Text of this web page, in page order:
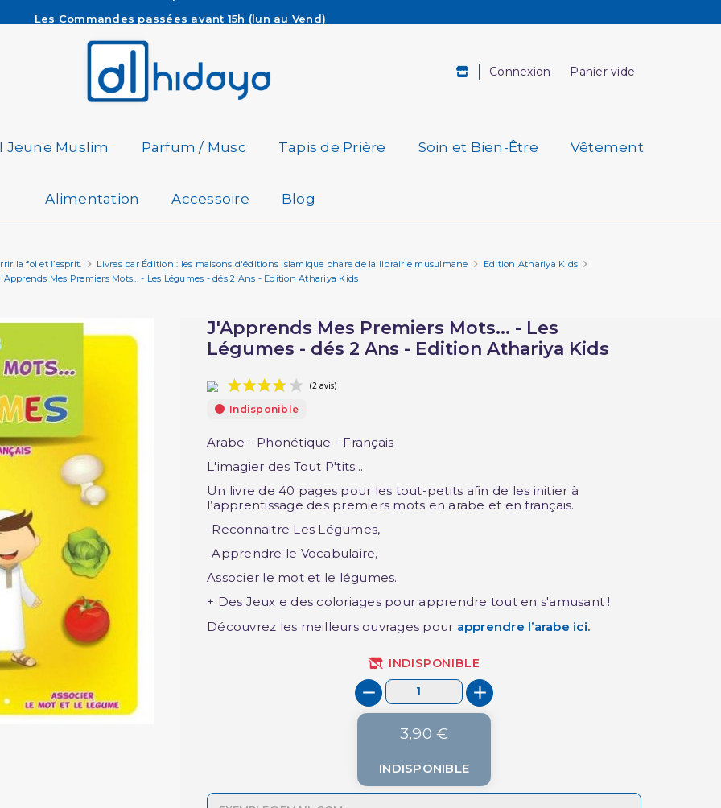
Les Commandes passées avant 15h (lun au Vend)
Besoin d'aide ? Retrouvez notre FAQ
Livraison offerte à partir de 65€ d'achat*
Connexion Panier vide
Jeune Muslim Parfum / Musc Tapis de Prière Soin et Bien-Être Vêtement
Alimentation Accessoire Blog
la foi et l’esprit. Livres par Édition : les maisons d'éditions islamique phare de la librairie musulmane
Edition Athariya Kids
Mes Premiers Mots... - Les Légumes - dés 2 Ans - Edition Athariya Kids
J'Apprends Mes Premiers Mots... - Les
Légumes - dés 2 Ans - Edition Athariya Kids
Indisponible
Arabe - Phonétique - Français
L'imagier des Tout P'tits...
Un livre de 40 pages pour les tout-petits afin de les initier à
l’apprentissage des premiers mots en arabe et en français.
-Reconnaitre Les Légumes,
-Apprendre le Vocabulaire,
Associer le mot et le légumes.
+ Des Jeux e des coloriages pour apprendre tout en s'amusant !
Découvrez les meilleurs ouvrages pour apprendre l’arabe ici.
INDISPONIBLE
3,90 €
INDISPONIBLE